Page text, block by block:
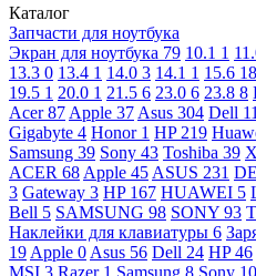
Каталог
Запчасти для ноутбука
Экран для ноутбука 79 10.1 1
13.3 0 13.4 1 14.0 3 14.1 1 15.6 18
19.5 1 20.0 1 21.5 6 23.0 6 23.8 8
Acer87 Apple 37 Asus 304 Dell
Gigabyte 4 Honor 1 HP 219
Samsung 39 Sony 43 Toshiba 39
ACER 68 Apple 45 ASUS 231
3 Gateway 3 HP 167 HUAWEI 5
Bell 5 SAMSUNG 98 SONY 93
Наклейки для клавиатуры 6
19 Apple 0 Asus 56 Dell 24 HP46
MSI 3 Razer 1 Samsung 8 Sony 10